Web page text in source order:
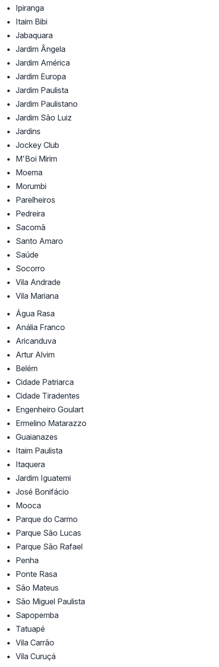
Ipiranga
Itaim Bibi
Jabaquara
Jardim Ângela
Jardim América
Jardim Europa
Jardim Paulista
Jardim Paulistano
Jardim São Luiz
Jardins
Jockey Club
M'Boi Mirim
Moema
Morumbi
Parelheiros
Pedreira
Sacomã
Santo Amaro
Saúde
Socorro
Vila Andrade
Vila Mariana
Água Rasa
Anália Franco
Aricanduva
Artur Alvim
Belém
Cidade Patriarca
Cidade Tiradentes
Engenheiro Goulart
Ermelino Matarazzo
Guaianazes
Itaim Paulista
Itaquera
Jardim Iguatemi
José Bonifácio
Mooca
Parque do Carmo
Parque São Lucas
Parque São Rafael
Penha
Ponte Rasa
São Mateus
São Miguel Paulista
Sapopemba
Tatuapé
Vila Carrão
Vila Curuçá